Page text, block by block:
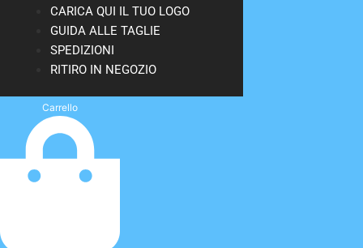
CARICA QUI IL TUO LOGO
GUIDA ALLE TAGLIE
SPEDIZIONI
RITIRO IN NEGOZIO
Carrello